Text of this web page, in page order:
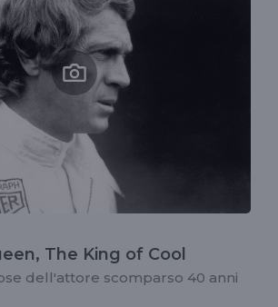
The King of Cool
dell'attore scomparso 40 anni